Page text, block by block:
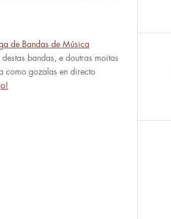
de Bandas de Música
bandas, e doutras moitas
gozalas en directo
!